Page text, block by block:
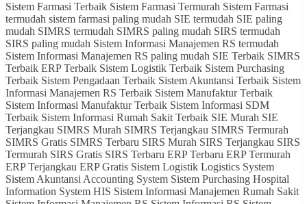
Sistem Farmasi Terbaik Sistem Farmasi Termurah Sistem Farmasi
termudah sistem farmasi paling mudah SIE termudah SIE paling
mudah SIMRS termudah SIMRS paling mudah SIRS termudah
SIRS paling mudah Sistem Informasi Manajemen RS termudah
Sistem Informasi Manajemen RS paling mudah SIE Terbaik SIMRS
Terbaik ERP Terbaik Sistem Logistik Terbaik Sistem Purchasing
Terbaik Sistem Pengadaan Terbaik Sistem Akuntansi Terbaik Sistem
Informasi Manajemen RS Terbaik Sistem Manufaktur Terbaik
Sistem Informasi Manufaktur Terbaik Sistem Informasi SDM
Terbaik Sistem Informasi Rumah Sakit Terbaik SIE Murah SIE
Terjangkau SIMRS Murah SIMRS Terjangkau SIMRS Termurah
SIMRS Gratis SIMRS Terbaru SIRS Murah SIRS Terjangkau SIRS
Termurah SIRS Gratis SIRS Terbaru ERP Terbaru ERP Termurah
ERP Terjangkau ERP Gratis Sistem Logistik Logistics System
Sistem Akuntansi Accounting System Sistem Purchasing Hospital
Information System HIS Sistem Informasi Manajemen Rumah Sakit